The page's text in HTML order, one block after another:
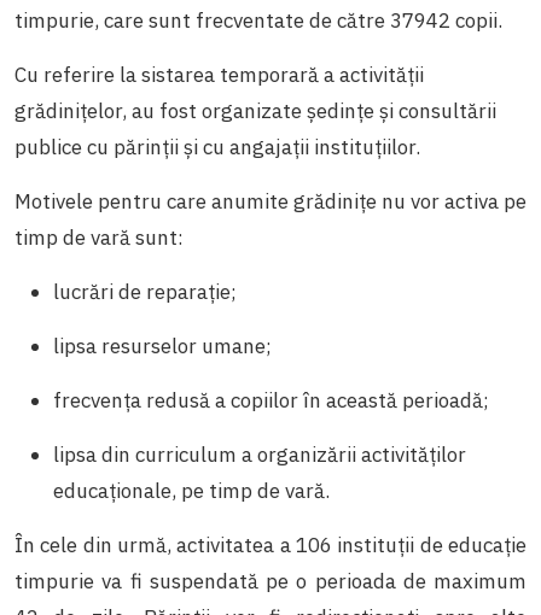
timpurie, care sunt frecventate de către 37942 copii.
Cu referire la sistarea temporară a activităţii
grădiniţelor, au fost organizate şedinţe şi consultării
publice cu părinţii şi cu angajaţii instituţiilor.
Motivele pentru care anumite grădiniţe nu vor activa pe
timp de vară sunt:
lucrări de reparaţie;
lipsa resurselor umane;
frecvenţa redusă a copiilor în această perioadă;
lipsa din curriculum a organizării activităţilor
educaţionale, pe timp de vară.
În cele din urmă, activitatea a 106 instituţii de educaţie
timpurie va fi suspendată pe o perioada de maximum